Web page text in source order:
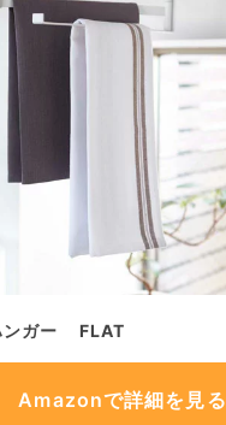
ンガー FLAT
Amazonで詳細を見る